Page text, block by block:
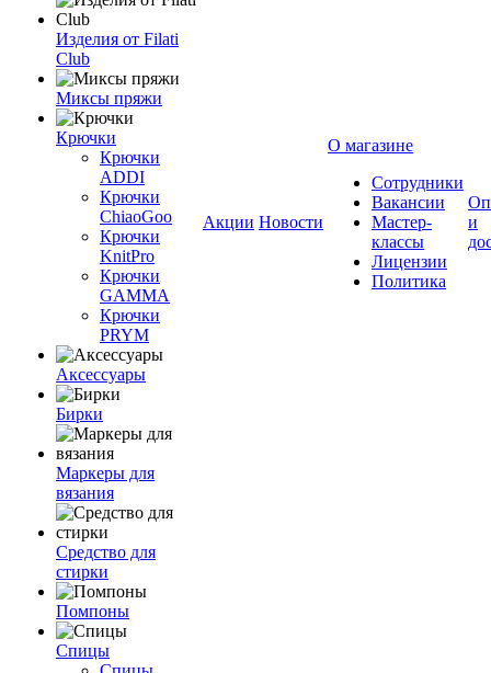
Изделия от Filati
Club
Миксы пряжи
Крючки
Крючки
ADDI
Крючки
ChiaoGoo
Крючки
KnitPro
Крючки
GAMMA
Крючки
PRYM
Аксессуары
Бирки
Маркеры для
вязания
Средство для
стирки
Помпоны
Спицы
Акции Новости
О магазине
Сотрудники
Вакансии
Мастер-
классы
Лицензии
Политика
и